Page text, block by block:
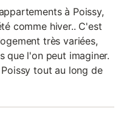
à Poissy,
comme hiver.. C'est
très variées,
que l'on peut imaginer.
tout au long de